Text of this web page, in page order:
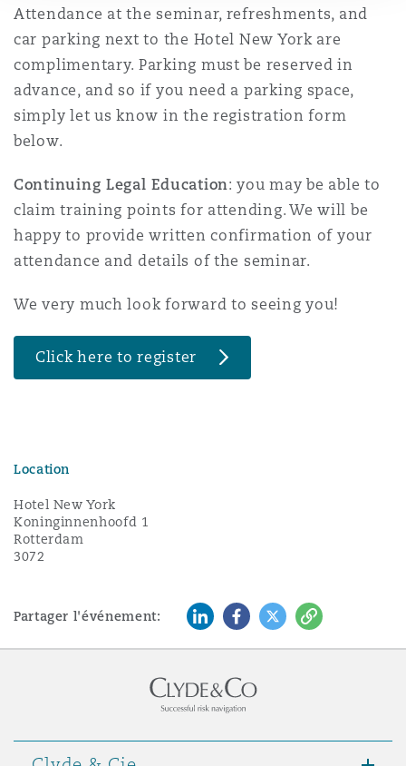
Attendance at the seminar, refreshments, and
car parking next to the Hotel New York are
complimentary. Parking must be reserved in
advance, and so if you need a parking space,
simply let us know in the registration form
below.
Continuing Legal Education: you may be able to
claim training points for attending. We will be
happy to provide written confirmation of your
attendance and details of the seminar.
We very much look forward to seeing you!
Click here to register
Location
Hotel New York
Koninginnenhoofd 1
Rotterdam
3072
Partager l'événement: LinkedInFacebook
TwitterCopy